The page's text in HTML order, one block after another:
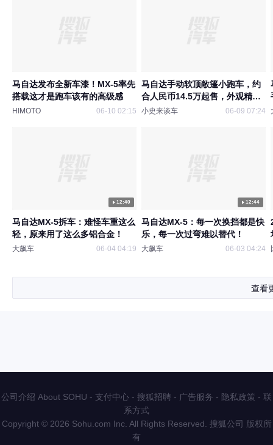
马自达发布全新车漆！MX-5率先
搭载这才是跑车该有的高级感
HIMOTO 06-10 02:15
马自达手动软顶敞篷小跑车，约
合人民币14.5万起售，外观精致
年轻
小史来谈车 06-09 07:24
12:40
马自达MX-5拆车：难怪车重这么
轻，原来用了这么多铝合金！
大飙车 06-04 04:19
12:44
马自达MX-5：每一次换挡都是快
乐，每一次过弯难以替代！
大飙车 06-03 04:24
查看
公司介绍 About SOHU - 支付中心 - 搜狐招聘 - 广告服务 - 隐私政策 - 联
系方式
Copyright © 2026 Sohu.com Inc. All Rights Reserved. 搜狐公司 版权所
有